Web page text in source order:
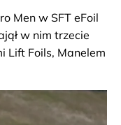
Men w SFT eFoil
w nim trzecie
Lift Foils, Manelem